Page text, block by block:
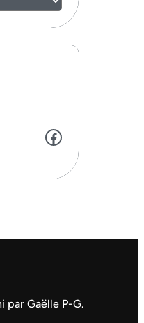
Facebook
par Gaëlle P-G.